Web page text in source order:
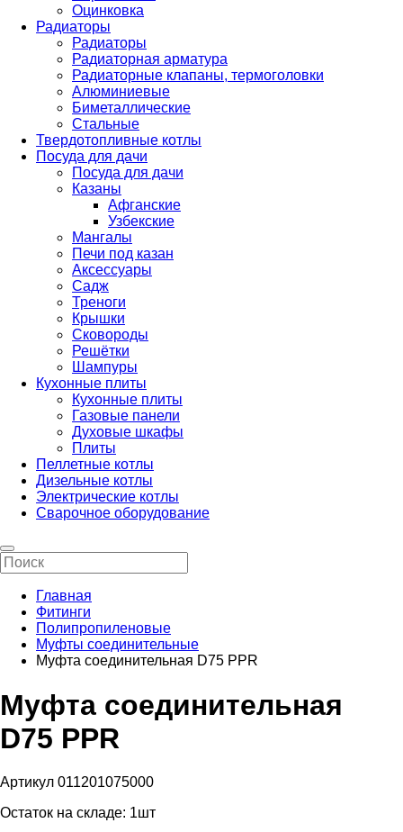
Оцинковка
Радиаторы
Радиаторы
Радиаторная арматура
Радиаторные клапаны, термоголовки
Алюминиевые
Биметаллические
Стальные
Твердотопливные котлы
Посуда для дачи
Посуда для дачи
Казаны
Афганские
Узбекские
Мангалы
Печи под казан
Аксессуары
Садж
Треноги
Крышки
Сковороды
Решётки
Шампуры
Кухонные плиты
Кухонные плиты
Газовые панели
Духовые шкафы
Плиты
Пеллетные котлы
Дизельные котлы
Электрические котлы
Сварочное оборудование
Главная
Фитинги
Полипропиленовые
Муфты соединительные
Муфта соединительная D75 PPR
Муфта соединительная
D75 PPR
Артикул 011201075000
Остаток на складе: 1шт